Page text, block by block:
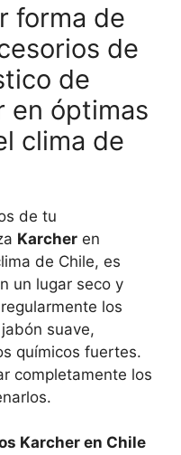
forma de
de
de
en óptimas
clima de
de tu
Karcher en
de Chile, es
un lugar seco y
los
suave,
químicos fuertes.
completamente los
Karcher en Chile